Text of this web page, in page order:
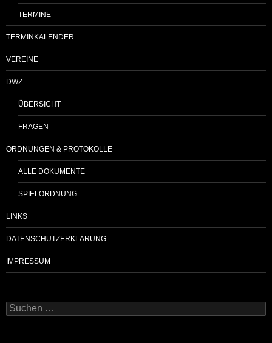
TERMINE
TERMINKALENDER
VEREINE
DWZ
ÜBERSICHT
FRAGEN
ORDNUNGEN & PROTOKOLLE
ALLE DOKUMENTE
SPIELORDNUNG
LINKS
DATENSCHUTZERKLÄRUNG
IMPRESSUM
Suchen
nach: